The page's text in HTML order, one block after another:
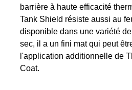
EXPÉDITION ET
barrière à haute efficacité
Tank Shield résiste aussi au
disponible dans une variété
sec, il a un fini mat qui peut
l'application additionnelle de
Coat.